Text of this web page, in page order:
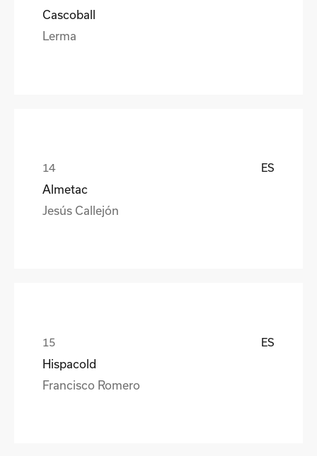
Cascoball
Lerma
ES
Almetac
Jesús Callejón
ES
Hispacold
Francisco Romero